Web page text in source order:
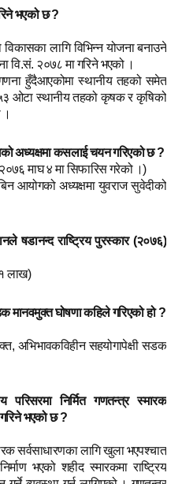
भएको छ ?
लागि विभिन्न योजना बनाउने
वि.सं. २०७८ मा गरिने भएको ।
हुँदैआएकोमा स्थानीय तहको समेत
ओटा स्थानीय तहको कृषक र कृषिको
।
अध्यक्षमा कसलाई चयन गरिएको छ ?
माघ ४ मा सिफारिस गरेको ।)
आयोगको अध्यक्षमा युवराज सुवेदीको
षडानन्द राष्ट्रिय पुरस्कार (२०७६)
लाख)
मानवमुक्त घोषणा कहिले गरिएको हो ?
अभिभावकविहीन सहयोगापेक्षी सडक
परिसरमा निर्मित गणतन्त्र स्मारक
भएको छ ?
सर्वसाधारणका लागि खुला भएपश्चात्
भएको शहीद स्मारकमा राष्ट्रिय